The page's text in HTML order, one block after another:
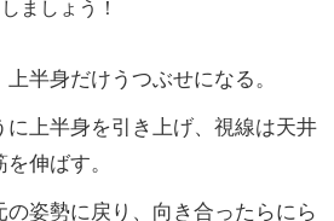
ましょう！
半身だけうつぶせになる。
に上半身を引き上げ、視線は天井
伸ばす。
の姿勢に戻り、向き合ったらにら